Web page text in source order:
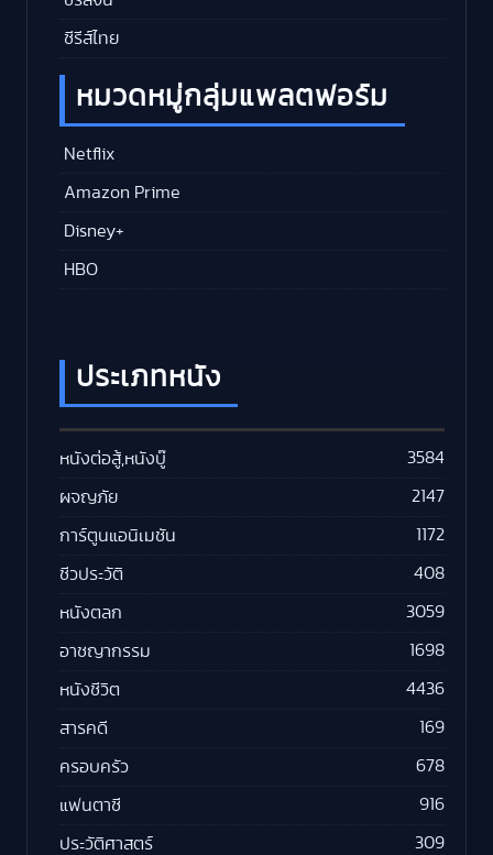
ซีรีส์ไทย
หมวดหมู่กลุ่มแพลตฟอร์ม
Netflix
Amazon Prime
Disney+
HBO
ประเภทหนัง
หนังต่อสู้,หนังบู๊ 3584
ผจญภัย 2147
การ์ตูนแอนิเมชัน 1172
ชีวประวัติ 408
หนังตลก 3059
อาชญากรรม 1698
หนังชีวิต 4436
สารคดี 169
ครอบครัว 678
แฟนตาซี 916
ประวัติศาสตร์ 309